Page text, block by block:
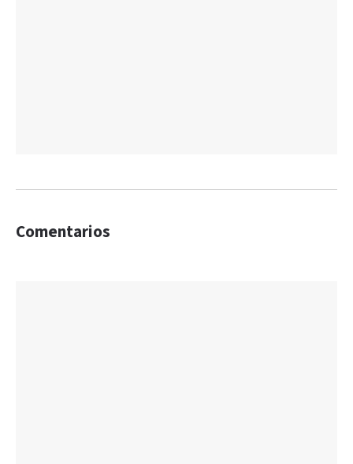
Comentarios